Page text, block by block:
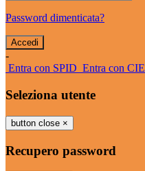
Password dimenticata?
-
Entra con SPID Entra con CIE
Seleziona utente
button close ×
Recupero password